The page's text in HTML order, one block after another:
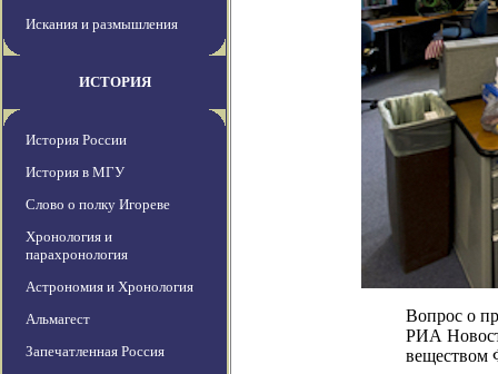
Искания и размышления
ИСТОРИЯ
История России
История в МГУ
Слово о полку Игореве
Хронология и
парахронология
Астрономия и Хронология
Альмагест
Запечатленная Россия
Вопрос о
РИА
веществом